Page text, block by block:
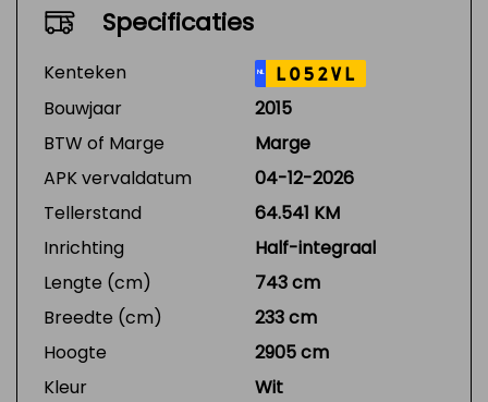
Specificaties
Kenteken NL L052VL
Bouwjaar
2015
BTW of Marge
Marge
APK vervaldatum
04-12-2026
Tellerstand
64.541 KM
Inrichting
Half-integraal
Lengte (cm)
743 cm
Breedte (cm)
233 cm
Hoogte
2905 cm
Kleur
Wit